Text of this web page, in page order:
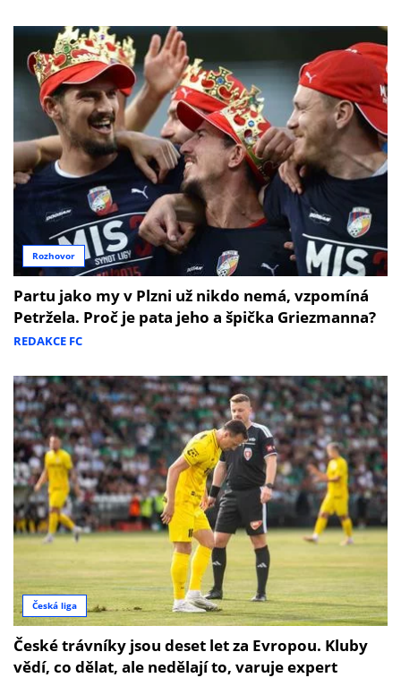
Rozhovor
Partu jako my v Plzni už nikdo nemá, vzpomíná
Petržela. Proč je pata jeho a špička Griezmanna?
REDAKCE FC
Česká liga
České trávníky jsou deset let za Evropou. Kluby
vědí, co dělat, ale nedělají to, varuje expert